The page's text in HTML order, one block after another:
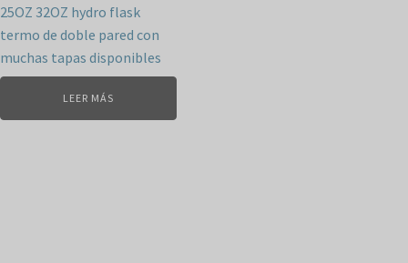
25OZ 32OZ hydro flask
termo de doble pared con
muchas tapas disponibles
LEER MÁS